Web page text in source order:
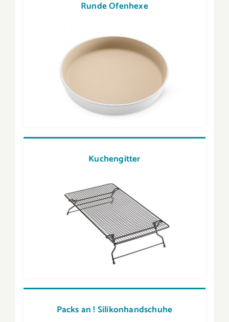
Runde Ofenhexe
Kuchengitter
Packs an ! Silikonhandschuhe